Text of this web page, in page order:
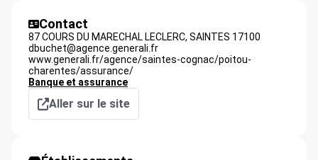
Contact
87 COURS DU MARECHAL LECLERC, SAINTES 17100
dbuchet@agence.generali.fr
www.generali.fr/agence/saintes-cognac/poitou-
charentes/assurance/
Banque et assurance
Aller sur le site